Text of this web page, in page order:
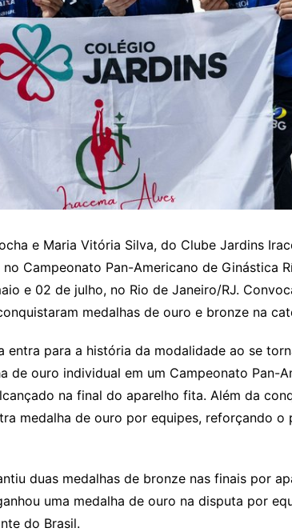
e Maria Vitória Silva, do Clube Jardins
Campeonato Pan-Americano de Ginástica
e 02 de julho, no Rio de Janeiro/RJ.
medalhas de ouro e bronze na
entra para a história da modalidade ao se
de ouro individual em um Campeonato Pan-
na final do aparelho fita. Além da
medalha de ouro por equipes, reforçando o
duas medalhas de bronze nas finais por
uma medalha de ouro na disputa por
do Brasil.